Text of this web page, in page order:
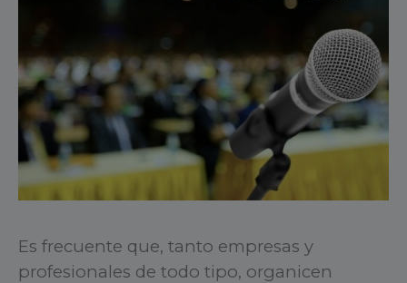
Es frecuente que, tanto empresas y
profesionales de todo tipo, organicen